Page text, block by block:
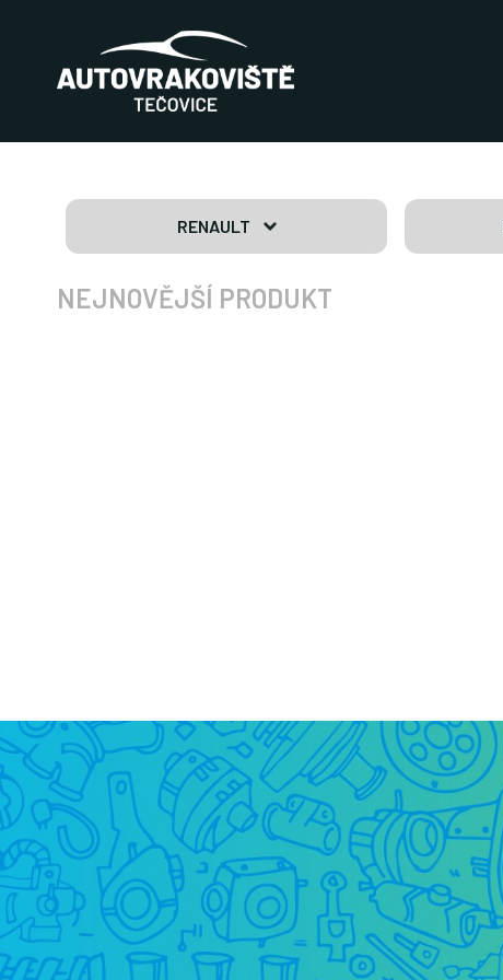
RENAULT
NEJNOVĚJŠÍ PRODUKT